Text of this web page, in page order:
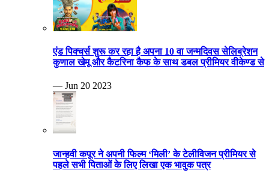
एंड पिक्चर्स शुरू कर रहा है अपना 10 वा जन्मदिवस सेलिब्रेशन
कुणाल खेमू और कैटरिना कैफ के साथ डबल प्रीमियर वीकेण्ड से
— Jun 20 2023
जान्हवी कपूर ने अपनी फिल्म ‘मिली’ के टेलीविजन प्रीमियर से
पहले सभी पिताओं के लिए लिखा एक भावुक पत्र